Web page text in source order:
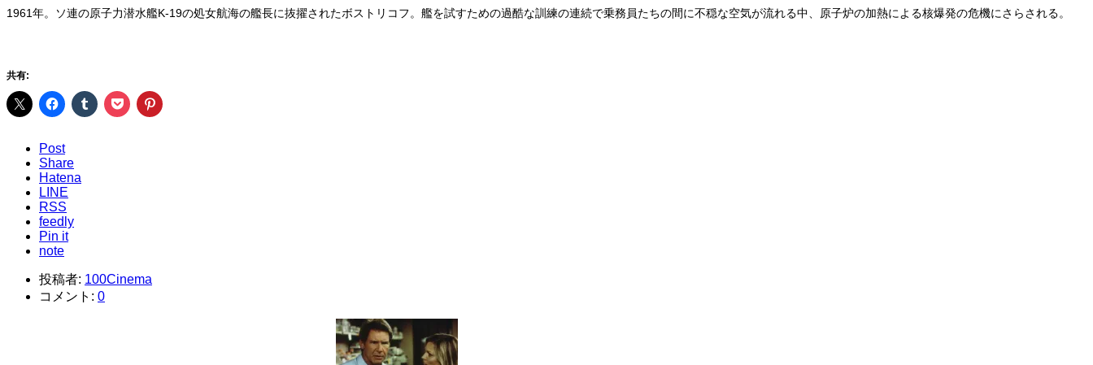
1961年。ソ連の原子力潜水艦K-19の処女航海の艦長に抜擢されたボストリコフ。艦を試すための過酷な訓練の連続で乗務員たちの間に不穏な空気が流れる中、原子炉の加熱による核爆発の危機にさらされる。
共有:
Post
Share
Hatena
LINE
RSS
feedly
Pin it
note
投稿者: 100Cinema
コメント: 0